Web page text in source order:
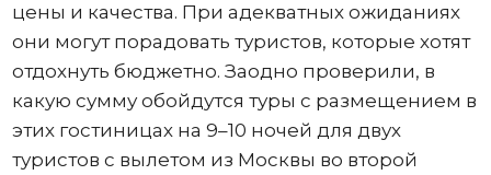
цены и качества. При адекватных ожиданиях
они могут порадовать туристов, которые хотят
отдохнуть бюджетно. Заодно проверили, в
какую сумму обойдутся туры с размещением в
этих гостиницах на 9–10 ночей для двух
туристов с вылетом из Москвы во второй